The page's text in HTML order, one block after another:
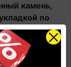
камень,
по
Online в